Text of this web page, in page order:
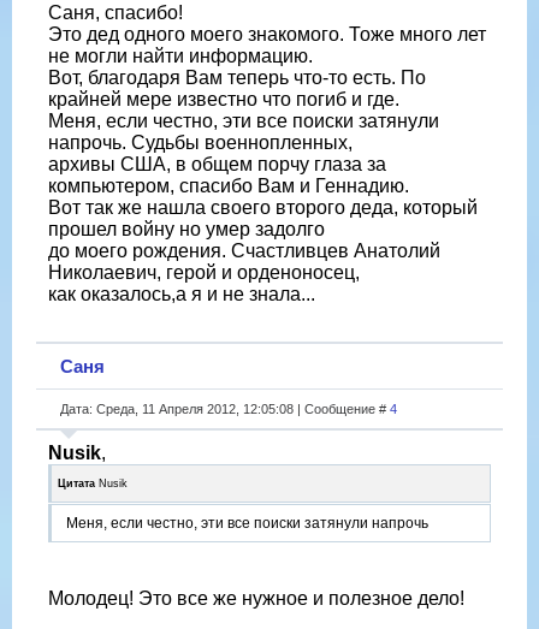
Саня, спасибо!
Это дед одного моего знакомого. Тоже много лет
не могли найти информацию.
Вот, благодаря Вам теперь что-то есть. По
крайней мере известно что погиб и где.
Меня, если честно, эти все поиски затянули
напрочь. Судьбы военнопленных,
архивы США, в общем порчу глаза за
компьютером, спасибо Вам и Геннадию.
Вот так же нашла своего второго деда, который
прошел войну но умер задолго
до моего рождения. Счастливцев Анатолий
Николаевич, герой и орденоносец,
как оказалось,а я и не знала...
Саня
Дата: Среда, 11 Апреля 2012, 12:05:08 | Сообщение # 4
Nusik,
Цитата Nusik
Меня, если честно, эти все поиски затянули напрочь
Молодец! Это все же нужное и полезное дело!